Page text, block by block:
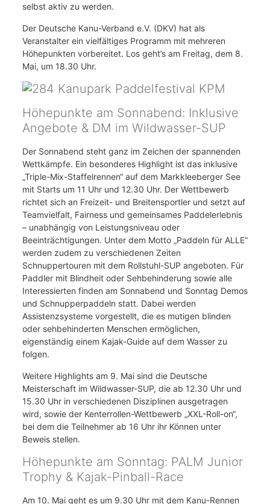
selbst aktiv zu werden.
Der Deutsche Kanu-Verband e.V. (DKV) hat als
Veranstalter ein vielfältiges Programm mit mehreren
Höhepunkten vorbereitet. Los geht’s am Freitag, dem 8.
Mai, um 18.30 Uhr.
Höhepunkte am Sonnabend: Inklusive
Angebote & DM im Wildwasser-SUP
Der Sonnabend steht ganz im Zeichen der spannenden
Wettkämpfe. Ein besonderes Highlight ist das inklusive
„Triple-Mix-Staffelrennen“ auf dem Markkleeberger See
mit Starts um 11 Uhr und 12.30 Uhr. Der Wettbewerb
richtet sich an Freizeit- und Breitensportler und setzt auf
Teamvielfalt, Fairness und gemeinsames Paddelerlebnis
– unabhängig von Leistungsniveau oder
Beeinträchtigungen. Unter dem Motto „Paddeln für ALLE“
werden zudem zu verschiedenen Zeiten
Schnuppertouren mit dem Rollstuhl-SUP angeboten. Für
Paddler mit Blindheit oder Sehbehinderung sowie alle
Interessierten finden am Sonnabend und Sonntag Demos
und Schnupperpaddeln statt. Dabei werden
Assistenzsysteme vorgestellt, die es mutigen blinden
oder sehbehinderten Menschen ermöglichen,
eigenständig einem Kajak-Guide auf dem Wasser zu
folgen.
Weitere Highlights am 9. Mai sind die Deutsche
Meisterschaft im Wildwasser-SUP, die ab 12.30 Uhr und
15.30 Uhr in verschiedenen Disziplinen ausgetragen
wird, sowie der Kenterrollen-Wettbewerb „XXL-Roll-on“,
bei dem die Teilnehmer ab 16 Uhr ihr Können unter
Beweis stellen.
Höhepunkte am Sonntag: PALM Junior
Trophy & Kajak-Pinball-Race
Am 10. Mai geht es um 9.30 Uhr mit dem Kanu-Rennen